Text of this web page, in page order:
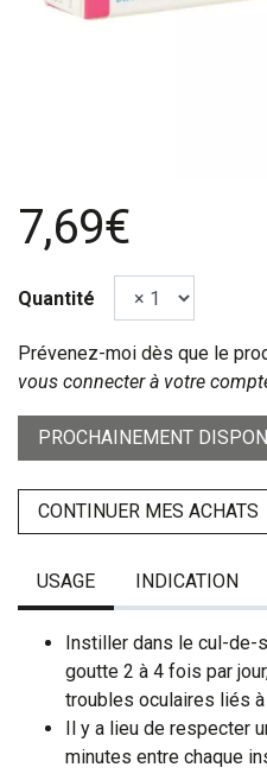
7,69€
Quantité
Prévenez-moi dès que le
vous connecter à votre
PROCHAINEMENT
CONTINUER MES ACHATS
USAGE INDICATION
Instiller dans le cul-de-
goutte 2 à 4 fois par
troubles oculaires liés
Il y a lieu de respecter
minutes entre chaque